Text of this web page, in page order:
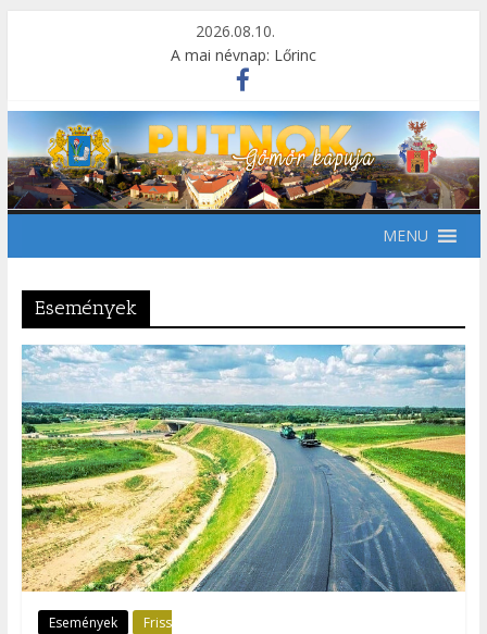
2026.08.10.
A mai névnap: Lőrinc
MENU
Események
Események
Friss